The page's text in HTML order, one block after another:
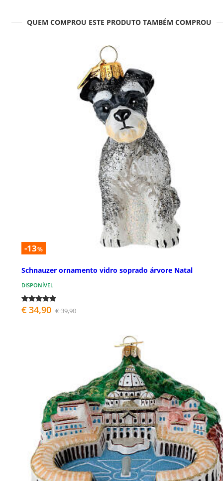
QUEM COMPROU ESTE PRODUTO TAMBÉM COMPROU
-13%
Schnauzer ornamento vidro soprado árvore Natal
DISPONÍVEL
€ 34,90 € 39,90